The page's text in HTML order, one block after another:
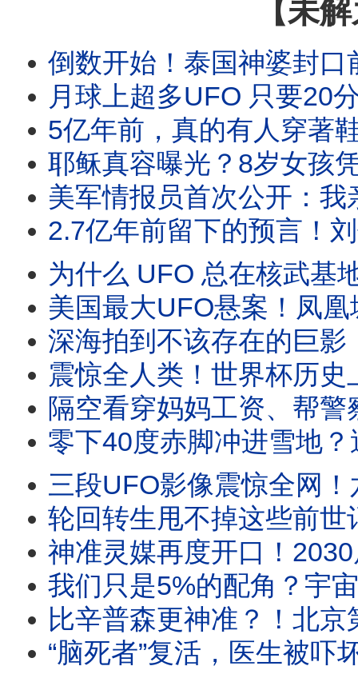
【未
倒数开始！泰国神婆封口前的最后警告！2026年外星人
月球上超多UFO 只要20分钟就能
5亿年前，真的有人穿著鞋走在地球上吗？和恐龙并肩同行
耶稣真容曝光？8岁女孩凭记忆画出祂，16
美军情报员首次公开：我亲手驾驶过UFO！4座地球
2.7亿年前留下的预言！刘伯温碑记、姜子牙封
为什么 UFO 总在核武基地上空？退役将军揭密
美国最大UFO悬案！凤凰城之光上万人目击
深海拍到不该存在的巨影！消失百年“海怪活体”
震惊全人类！世界杯历史上最邪门的5大
隔空看穿妈妈工资、帮警察找回失物
零下40度赤脚冲进雪地？迪亚特洛夫山
三段UFO影像震惊全网！六角史前飞船｜“四不像”变形金刚｜树
轮回转生甩不掉这些前世记忆！恐高偏要跳伞？
神准灵媒再度开口！2030后“这个大国”将不复
我们只是5%的配角？宇宙中最大、最恐怖的隐形力量
比辛普森更神准？！北京第一高楼遭神秘撞
“脑死者”复活，医生被吓坏了